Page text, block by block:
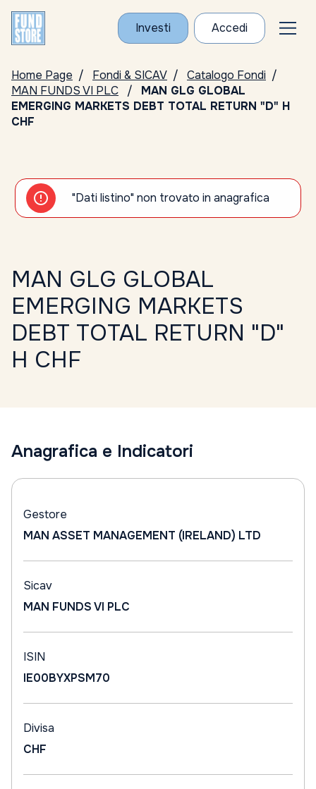
Investi Accedi
Home Page Fondi & SICAV
Catalogo Fondi
MAN FUNDS VI PLC
MAN GLG GLOBAL
EMERGING MARKETS DEBT TOTAL RETURN "D" H
CHF
"Dati listino" non trovato in anagrafica
MAN GLG GLOBAL
EMERGING MARKETS
DEBT TOTAL RETURN "D"
H CHF
Anagrafica e Indicatori
Gestore
MAN ASSET MANAGEMENT (IRELAND) LTD
Sicav
MAN FUNDS VI PLC
ISIN
IE00BYXPSM70
Divisa
CHF